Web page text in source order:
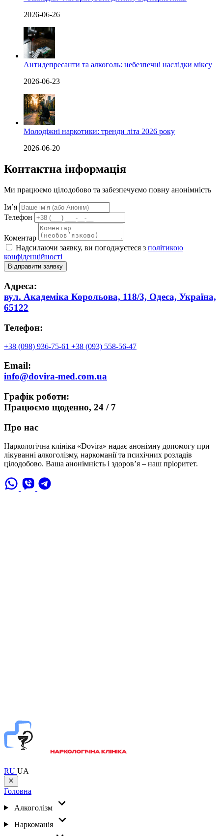
2026-06-26
Антидепресанти та алкоголь: небезпечні наслідки міксу
2026-06-23
Молодіжні наркотики: тренди літа 2026 року
2026-06-20
Контактна інформація
Ми працюємо цілодобово та забезпечуємо повну анонімність
Ім’я
Телефон
Коментар
Надсилаючи заявку, ви погоджуєтеся з політикою
конфіденційності
Відправити заявку
Адреса:
вул. Академіка Корольова, 118/3, Одеса, Україна,
65122
Телефон:
+38 (098) 936-75-61 +38 (093) 558-56-47
Email:
info@dovira-med.com.ua
Графік роботи:
Працюємо щоденно, 24 / 7
Про нас
Наркологічна клініка «Dovira» надає анонімну допомогу при
лікуванні алкоголізму, наркоманії та психічних розладів
цілодобово. Ваша анонімність і здоров’я – наш пріоритет.
RU UA
Головна
Алкоголізм
Наркоманія